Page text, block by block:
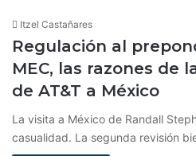
Itzel Castañares
Regulación al
MEC, las razones de
de AT&T a México
La visita a México de Randall
casualidad. La segunda revisión